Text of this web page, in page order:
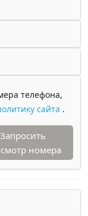
телефона,
сайта .
Запросить
номера